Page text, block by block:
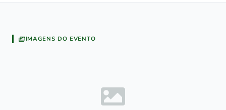
IMAGENS DO EVENTO